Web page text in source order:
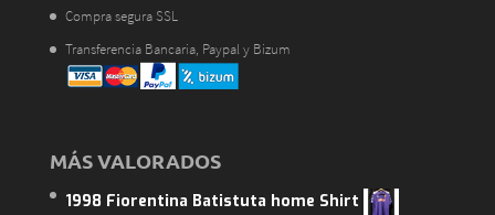
Compra segura SSL
Transferencia Bancaria, Paypal y Bizum
MÁS VALORADOS
1998 Fiorentina Batistuta home Shirt